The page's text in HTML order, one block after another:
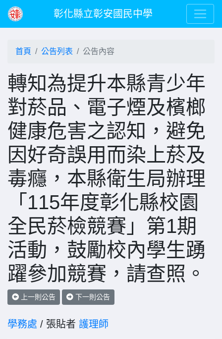
彰化縣立彰安國民中學
首頁 公告列表 公告內容
轉知為提升本縣青少年
對菸品、電子煙及檳榔
健康危害之認知，避免
因好奇誤用而染上菸及
毒癮，本縣衛生局辦理
「115年度彰化縣校園
全民菸檢競賽」第1期
活動，鼓勵校內學生踴
躍參加競賽，請查照。
上一則公告 下一則公告
學務處 / 張貼者 護理師